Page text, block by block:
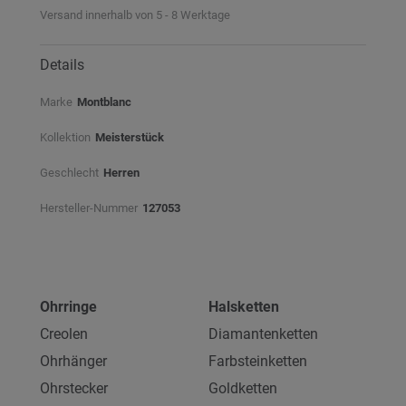
Versand innerhalb von 5 - 8 Werktage
Details
Marke Montblanc
Kollektion Meisterstück
Geschlecht Herren
Hersteller-Nummer 127053
Ohrringe
Creolen
Ohrhänger
Ohrstecker
Halsketten
Diamantenketten
Farbsteinketten
Goldketten